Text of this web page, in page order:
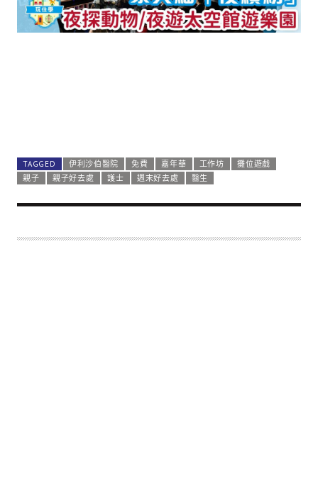
TAGGED 伊利沙伯醫院 免費 嘉年華 工作坊
攤位遊戲
親子
親子好去處 護士 週末好去處 醫生